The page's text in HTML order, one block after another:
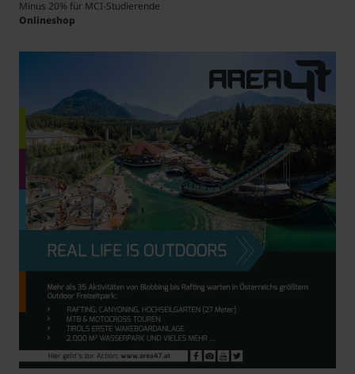
Minus 20% für MCI-Studierende
Onlineshop